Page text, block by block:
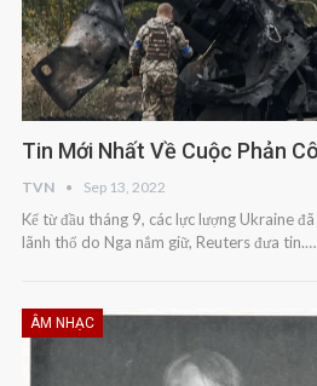
Tin Mới Nhất Về Cuộc Phản
TVN Sep 13, 2022
Kể từ đầu tháng 9, các lực lượng Ukraine
lãnh thổ do Nga nắm giữ, Reuters đưa tin.…
ÂM NHẠC